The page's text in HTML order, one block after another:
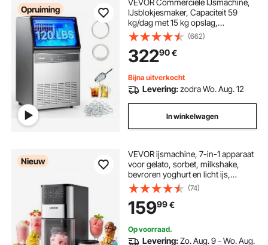
Opruiming
VEVOR Commerciële IJsmachine,
IJsblokjesmaker, Capaciteit 59
kg/dag met 15 kg opslag,
Vrijstaande en Onderbouw
IJsblokjesmaker van roestvrij staal
met LED-display en Zelfreinigend.
(662)
32290€
Bijna uitverkocht
Levering:zodra Wo. Aug. 12
In winkelwagen
Nieuw
VEVOR ijsmachine, 7-in-1 apparaat
voor gelato, sorbet, milkshake,
bevroren yoghurt en licht ijs,
zelfgemaakte ijsmachine met roer-
en wervelfunctie met één druk op
de knop, voor een gladde, romige
textuur.
(74)
15999€
Op voorraad.
Levering:Zo. Aug. 9 - Wo. Aug.